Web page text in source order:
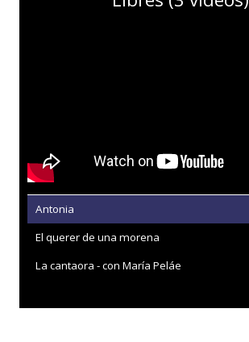
Antonia
El querer de una morena
La cantaora - con María Peláe